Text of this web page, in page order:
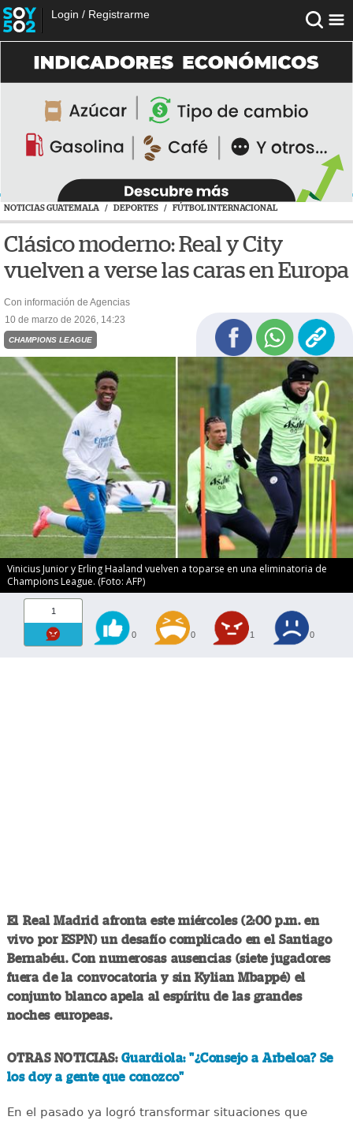
Login / Registrarme
NOTICIAS GUATEMALA / DEPORTES / FÚTBOL INTERNACIONAL
Clásico moderno: Real y City
vuelven a verse las caras en Europa
Con información de Agencias
10 de marzo de 2026, 14:23
CHAMPIONS LEAGUE
Vinicius Junior y Erling Haaland vuelven a toparse en una eliminatoria de
Champions League. (Foto: AFP)
1
0 0 1 0
El Real Madrid afronta este miércoles (2:00 p.m. en
vivo por ESPN) un desafío complicado en el Santiago
Bernabéu. Con numerosas ausencias (siete jugadores
fuera de la convocatoria y sin Kylian Mbappé) el
conjunto blanco apela al espíritu de las grandes
noches europeas.
OTRAS NOTICIAS: Guardiola: "¿Consejo a Arbeloa? Se
los doy a gente que conozco"
En el pasado ya logró transformar situaciones que